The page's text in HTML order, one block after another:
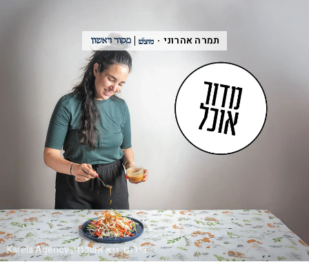
צילום:גיא אשכנזי, Karela Agency
תמרה אהרוני